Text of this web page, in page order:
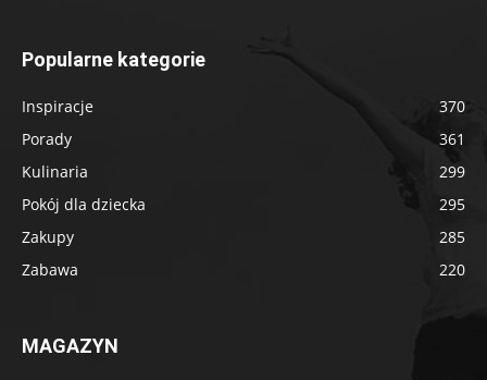
Popularne kategorie
Inspiracje
370
Porady
361
Kulinaria
299
Pokój dla dziecka
295
Zakupy
285
Zabawa
220
MAGAZYN